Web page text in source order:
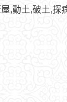
屋,動土,破土,探